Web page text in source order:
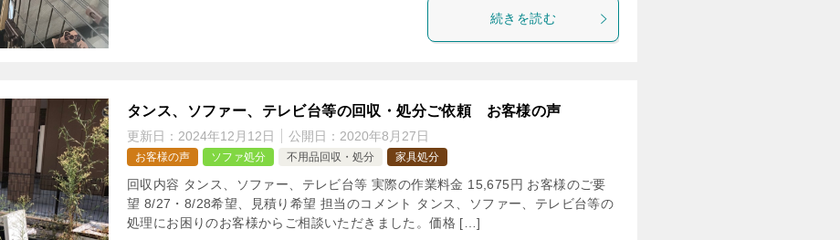
続きを読む
タンス、ソファー、テレビ台等の回収・処分ご依頼 お客様の声
更新日： 2024年12月12日 公開日： 2020年8月27日
お客様の声 ソファ処分 不用品回収・処分 家具処分
回収内容 タンス、ソファー、テレビ台等 実際の作業料金 15,675円 お客様のご要
望 8/27・8/28希望、見積り希望 担当のコメント タンス、ソファー、テレビ台等の
処理にお困りのお客様からご相談いただきました。価格 […]